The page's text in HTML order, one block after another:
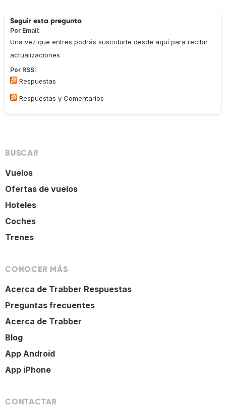
Seguir esta pregunta
Por Email:
Una vez que entres podrás suscribirte desde aquí para recibir
actualizaciones
Por RSS:
Respuestas
Respuestas y Comentarios
BUSCAR
Vuelos
Ofertas de vuelos
Hoteles
Coches
Trenes
CONOCER MÁS
Acerca de Trabber Respuestas
Preguntas frecuentes
Acerca de Trabber
Blog
App Android
App iPhone
CONTACTAR